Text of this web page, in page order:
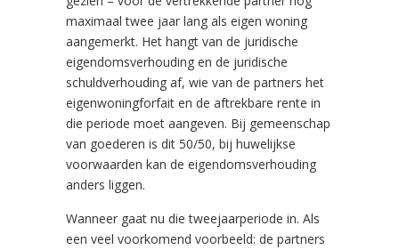
maximaal twee jaar lang als eigen woning
aangemerkt. Het hangt van de juridische
eigendomsverhouding en de juridische
schuldverhouding af, wie van de partners het
eigenwoningforfait en de aftrekbare rente in
die periode moet aangeven. Bij gemeenschap
van goederen is dit 50/50, bij huwelijkse
voorwaarden kan de eigendomsverhouding
anders liggen.
Wanneer gaat nu die tweejaarperiode in. Als
een veel voorkomend voorbeeld: de partners